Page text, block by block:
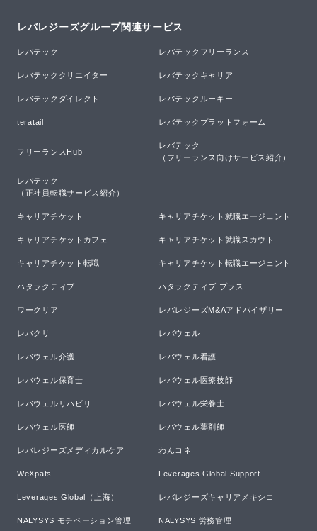
レバレジーズグループ関連サービス
レバテック レバテックフリーランス
レバテッククリエイター レバテックキャリア
レバテックダイレクト レバテックルーキー
teratail レバテックプラットフォーム
フリーランスHub
レバテック
（フリーランス向けサービス紹介）
レバテック
（正社員転職サービス紹介）
キャリアチケット キャリアチケット就職エージェント
キャリアチケットカフェ キャリアチケット就職スカウト
キャリアチケット転職 キャリアチケット転職エージェント
ハタラクティブ ハタラクティブ プラス
ワークリア レバレジーズM&Aアドバイザリー
レバクリ レバウェル
レバウェル介護 レバウェル看護
レバウェル保育士 レバウェル医療技師
レバウェルリハビリ レバウェル栄養士
レバウェル医師 レバウェル薬剤師
レバレジーズメディカルケア わんコネ
WeXpats Leverages Global Support
Leverages Global（上海） レバレジーズキャリアメキシコ
NALYSYS モチベーション管理 NALYSYS 労務管理